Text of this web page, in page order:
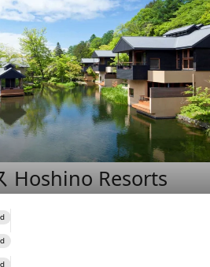
Hoshino Resorts